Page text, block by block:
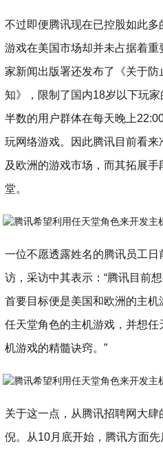
不过即便腾讯现在已控股如此
游戏在美国市场却并未占据着
家新闻出版署还发布了《关于
知》，限制了国内18岁以下玩
半数的用户群体在每天晚上
玩网络游戏。因此腾讯目前看
及欧洲的游戏市场，而其拓展
堂。
一位不愿透露姓名的腾讯员工
访，采访中其表示：“腾讯目前
首要目标便是美国和欧洲的主
任天堂角色的主机游戏，并想
机游戏的精髓诀窍。”
关于这一点，从腾讯招聘网大
倪。从10月底开始，腾讯方面